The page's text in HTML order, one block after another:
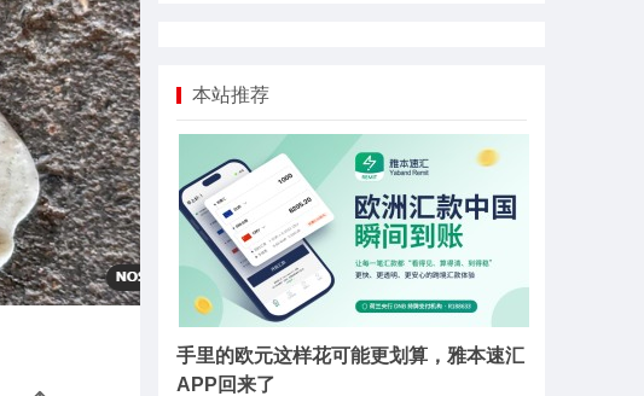
本站推荐
手里的欧元这样花可能更划算，雅本速汇
APP回来了